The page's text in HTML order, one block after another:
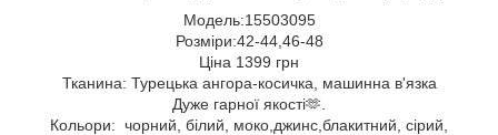
Модель:15503095
Розміри:42-44,46-48
Ціна 1399 грн
Тканина: Турецька ангора-косичка, машинна в'язка
Дуже гарної якості🫶.
Кольори: чорний, білий, моко,джинс,блакитний, сірий,